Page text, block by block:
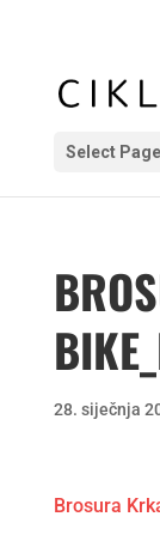
Select Page
28. siječnja
Brosura